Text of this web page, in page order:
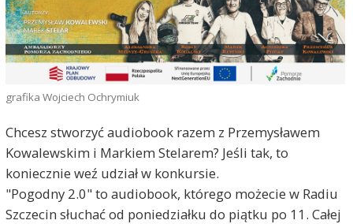
grafika Wojciech Ochrymiuk
Chcesz stworzyć audiobook razem z Przemysławem
Kowalewskim i Markiem Stelarem? Jeśli tak, to
koniecznie weź udział w konkursie.
"Pogodny 2.0" to audiobook, którego możecie w Radiu
Szczecin słuchać od poniedziałku do piątku po 11. Całej